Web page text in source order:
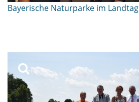
Bayerische Naturparke im Landtag